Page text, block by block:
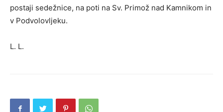
postaji sedežnice, na poti na Sv. Primož nad Kamnikom in
v Podvolovljeku.
L. L.